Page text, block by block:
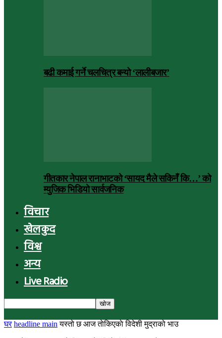
बढी कमाई गर्ने चलचित्र बन्यो ‘लालीबजार’
गीतकार नेपाल रानाभाटको ‘सायद मैले सकिनँ कि…’ को
म्युजिक भिडियो सार्वजनिक
विचार
खेलकुद
विश्व
अन्य
Live Radio
घर headline main यस्तो छ आज ताेकिएकाे विदेशी मुद्राको भाउ